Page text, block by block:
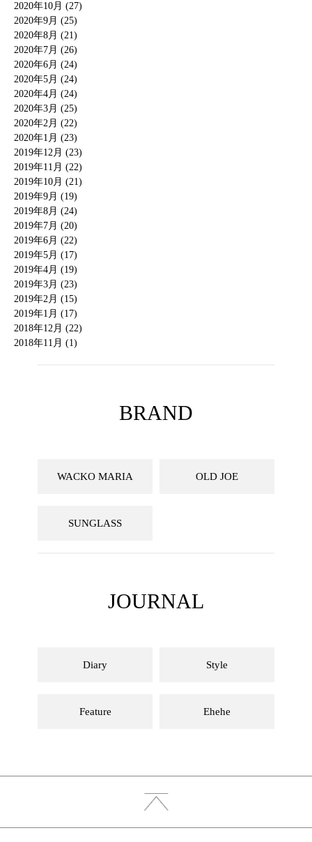
2020年10月 (27)
2020年9月 (25)
2020年8月 (21)
2020年7月 (26)
2020年6月 (24)
2020年5月 (24)
2020年4月 (24)
2020年3月 (25)
2020年2月 (22)
2020年1月 (23)
2019年12月 (23)
2019年11月 (22)
2019年10月 (21)
2019年9月 (19)
2019年8月 (24)
2019年7月 (20)
2019年6月 (22)
2019年5月 (17)
2019年4月 (19)
2019年3月 (23)
2019年2月 (15)
2019年1月 (17)
2018年12月 (22)
2018年11月 (1)
BRAND
WACKO MARIA OLD JOE
SUNGLASS
JOURNAL
Diary Style
Feature Ehehe